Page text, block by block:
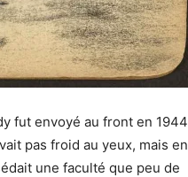
fut envoyé au front en 1944
pas froid au yeux, mais en
une faculté que peu de